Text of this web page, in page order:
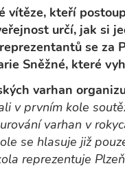
vítěze, kteří
určí, jak si
se za
Sněžné, které
varhan
v prvním kole
varhan v
se hlasuje již
reprezentuje